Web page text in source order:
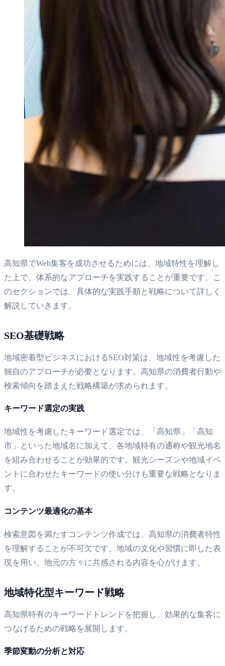
高知県でWeb集客を成功させるためには、地域特性を理解し
た上で、体系的なアプローチを実践することが重要です。こ
のセクションでは、具体的な実践手順と戦略について詳しく
解説していきます。
SEO基礎戦略
地域密着型ビジネスにおけるSEO対策は、地域性を考慮した
独自のアプローチが必要となります。高知県の消費者行動や
検索傾向を踏まえた戦略構築が求められます。
キーワード選定の実践
地域性を考慮したキーワード選定では、「高知県」「高知
市」といった地域名に加えて、各地域特有の通称や観光地名
を組み合わせることが効果的です。観光シーズンや地域イベ
ントに合わせたキーワードの使い分けも重要な戦略となりま
す。
コンテンツ最適化の基本
検索意図を満たすコンテンツ作成では、高知県の消費者特性
を理解することが不可欠です。地域の文化や習慣に即した表
現を用い、地元の方々に共感される内容を心がけます。
地域特化型キーワード戦略
高知県特有のキーワードトレンドを把握し、効果的な集客に
つなげるための戦略を展開します。
季節変動の分析と対応